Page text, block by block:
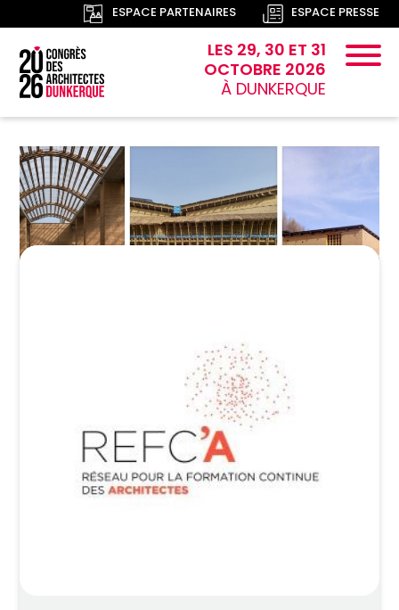
ESPACE PARTENAIRES ESPACE PRESSE
LES 29, 30 ET 31
OCTOBRE 2026
À DUNKERQUE